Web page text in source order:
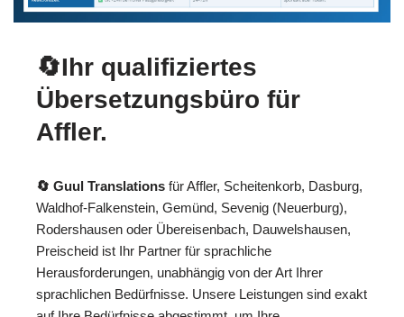
🔄Ihr qualifiziertes
Übersetzungsbüro für
Affler.
🔄 Guul Translations für Affler, Scheitenkorb, Dasburg,
Waldhof-Falkenstein, Gemünd, Sevenig (Neuerburg),
Rodershausen oder Übereisenbach, Dauwelshausen,
Preischeid ist Ihr Partner für sprachliche
Herausforderungen, unabhängig von der Art Ihrer
sprachlichen Bedürfnisse. Unsere Leistungen sind exakt